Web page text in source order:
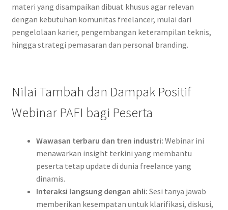
materi yang disampaikan dibuat khusus agar relevan
dengan kebutuhan komunitas freelancer, mulai dari
pengelolaan karier, pengembangan keterampilan teknis,
hingga strategi pemasaran dan personal branding.
Nilai Tambah dan Dampak Positif
Webinar PAFI bagi Peserta
Wawasan terbaru dan tren industri: Webinar ini
menawarkan insight terkini yang membantu
peserta tetap update di dunia freelance yang
dinamis.
Interaksi langsung dengan ahli: Sesi tanya jawab
memberikan kesempatan untuk klarifikasi, diskusi,